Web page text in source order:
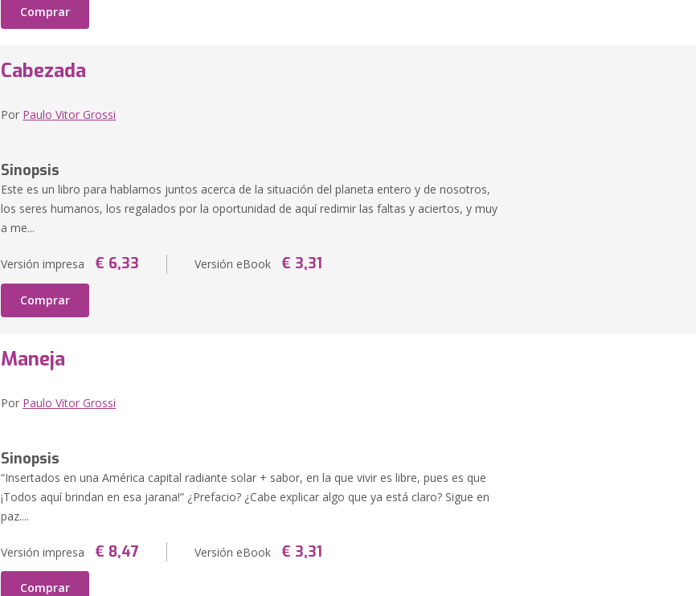
Comprar
Cabezada
Por Paulo Vitor Grossi
Sinopsis
Este es un libro para hablarnos juntos acerca de la situación del planeta entero y de nosotros,
los seres humanos, los regalados por la oportunidad de aquí redimir las faltas y aciertos, y muy
a me...
Versión impresa € 6,33 Versión eBook € 3,31
Comprar
Maneja
Por Paulo Vitor Grossi
Sinopsis
“Insertados en una América capital radiante solar + sabor, en la que vivir es libre, pues es que
¡Todos aquí brindan en esa jarana!” ¿Prefacio? ¿Cabe explicar algo que ya está claro? Sigue en
paz....
Versión impresa € 8,47 Versión eBook € 3,31
Comprar